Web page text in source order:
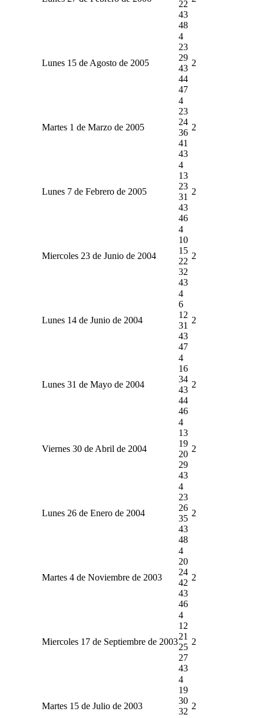
22
43
48
Lunes 15 de Agosto de 2005
4
23
29
43
44
47
2
Martes 1 de Marzo de 2005
4
23
24
36
41
43
2
Lunes 7 de Febrero de 2005
4
13
23
31
43
46
2
Miercoles 23 de Junio de 2004
4
10
15
22
32
43
2
Lunes 14 de Junio de 2004
4
6
12
31
43
47
2
Lunes 31 de Mayo de 2004
4
16
34
43
44
46
2
Viernes 30 de Abril de 2004
4
13
19
20
29
43
2
Lunes 26 de Enero de 2004
4
23
26
35
43
48
2
Martes 4 de Noviembre de 2003
4
20
24
42
43
46
2
Miercoles 17 de Septiembre de 2003
4
12
21
25
27
43
2
Martes 15 de Julio de 2003
4
19
30
32
2